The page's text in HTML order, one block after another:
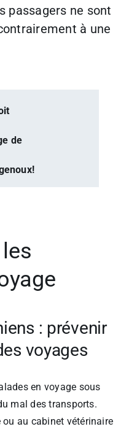
passagers ne sont
à une
de
: prévenir
voyages
en voyage sous
mal des transports.
au cabinet vétérinaire